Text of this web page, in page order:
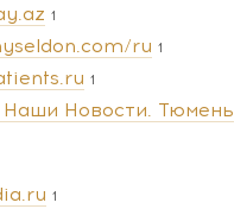
1
ru 1
1
Наши Новости. Тюмень
1